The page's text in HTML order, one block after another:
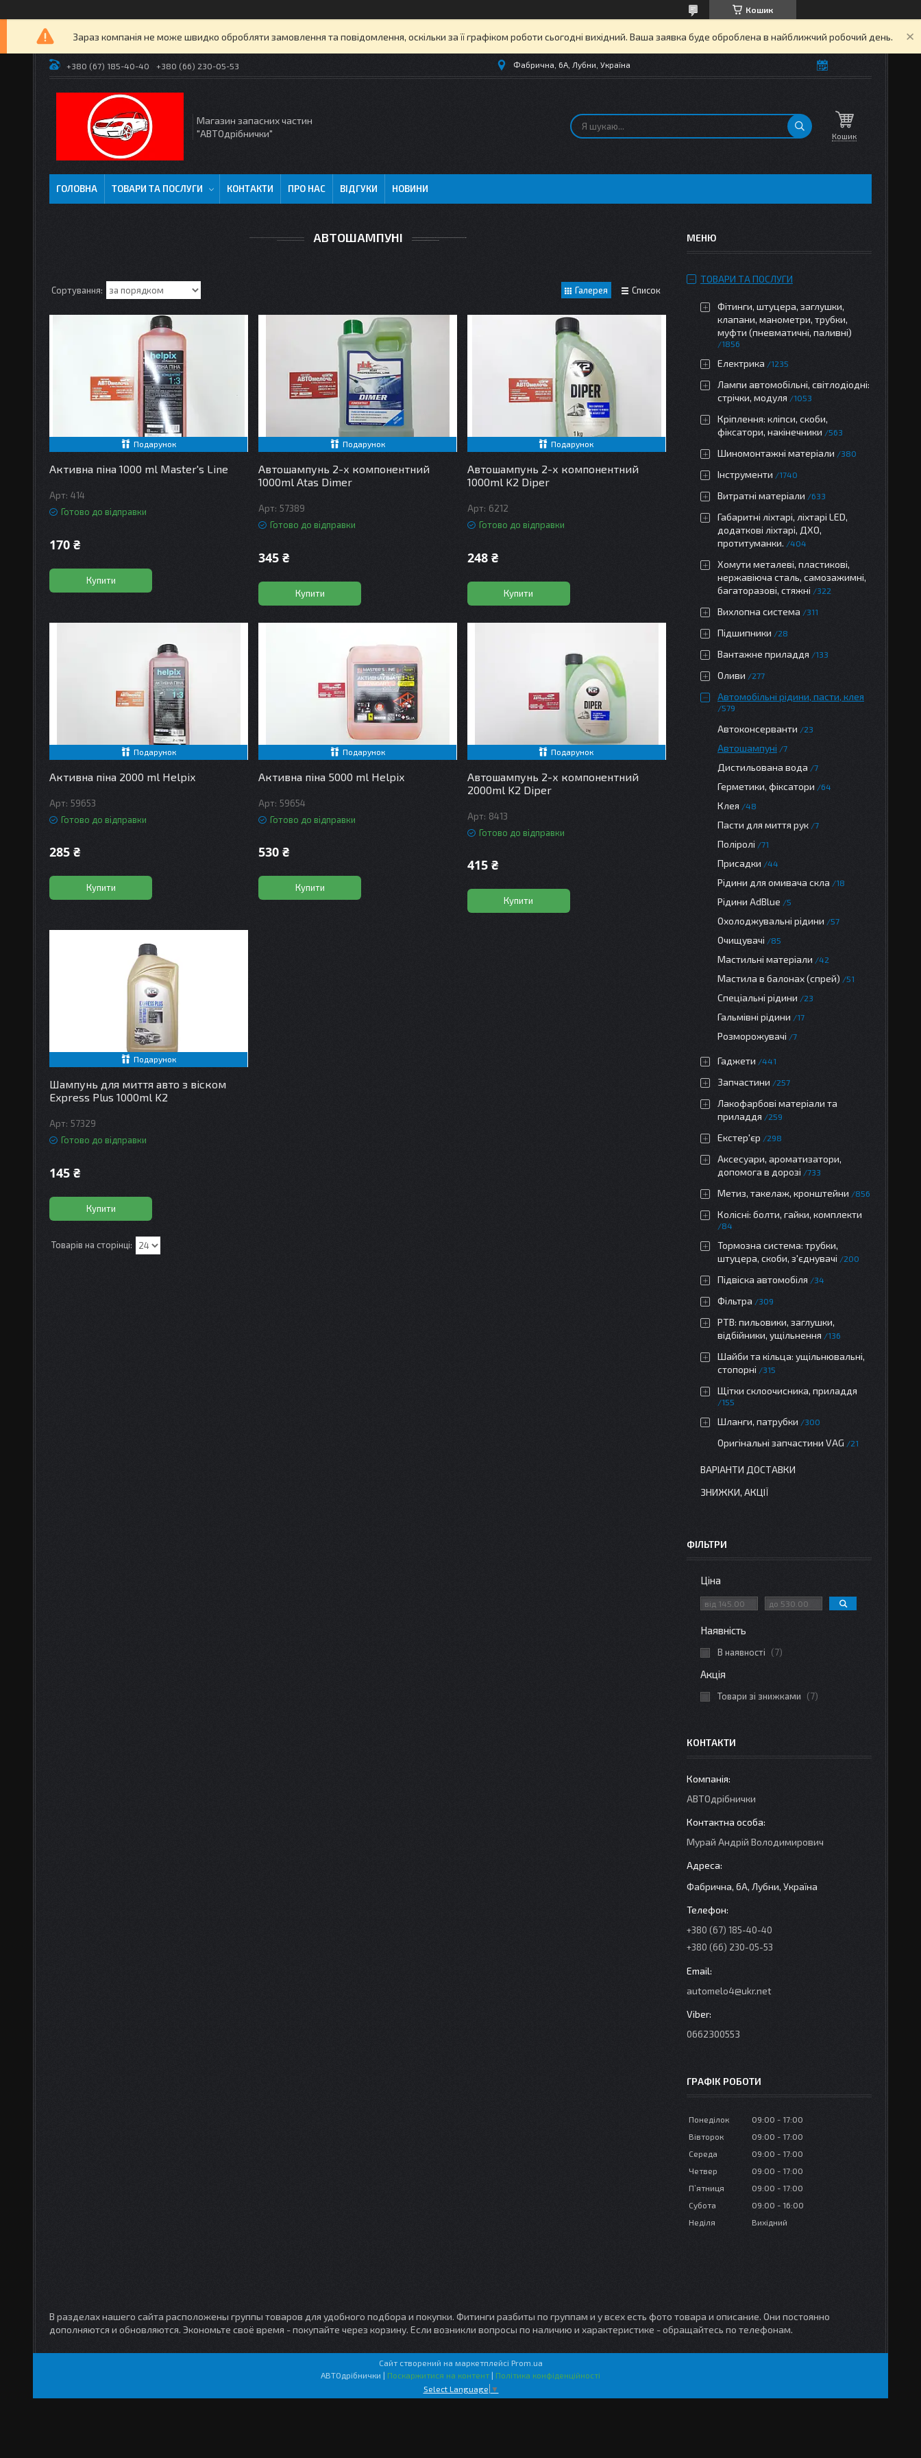
Кошик
Зараз компанія не може швидко обробляти замовлення та повідомлення, оскільки за її графіком роботи сьогодні вихідний. Ваша заявка буде оброблена в найближчий робочий день.
+380 (67) 185-40-40 +380 (66) 230-05-53 Фабрична, 6А, Лубни, Україна
Магазин запасних частин
"АВТОдрібнички"
Кошик
ГОЛОВНА ТОВАРИ ТА ПОСЛУГИ КОНТАКТИ ПРО НАС ВІДГУКИ НОВИНИ
АВТОШАМПУНІ
Галерея Список
Подарунок
Активна піна 1000 ml Master's Line
414
Готово до відправки
170 ₴
Купити
Подарунок
Автошампунь 2-х компонентний
1000ml Atas Dimer
57389
Готово до відправки
345 ₴
Купити
Подарунок
Автошампунь 2-х компонентний
1000ml K2 Diper
6212
Готово до відправки
248 ₴
Купити
Подарунок
Активна піна 2000 ml Helpix
59653
Готово до відправки
285 ₴
Купити
Подарунок
Активна піна 5000 ml Helpix
59654
Готово до відправки
530 ₴
Купити
Подарунок
Автошампунь 2-х компонентний
2000ml K2 Diper
8413
Готово до відправки
415 ₴
Купити
Подарунок
Шампунь для миття авто з віском
Express Plus 1000ml K2
57329
Готово до відправки
145 ₴
Купити
ТОВАРИ ТА ПОСЛУГИ
Фітинги, штуцера, заглушки,
клапани, манометри, трубки,
муфти (пневматичні, паливні)
1856
Електрика 1235
Лампи автомобільні, світлодіодні:
стрічки, модуля
1053
Кріплення: кліпси, скоби,
фіксатори, накінечники
563
Шиномонтажні матеріали 380
Інструменти 1740
Витратні матеріали 633
Габаритні ліхтарі, ліхтарі LED,
додаткові ліхтарі, ДХО,
протитуманки.
404
Хомути металеві, пластикові,
нержавіюча сталь, самозажимні,
багаторазові, стяжні
322
Вихлопна система 311
Підшипники 28
Вантажне приладдя 133
Оливи 277
Автомобільні рідини, пасти, клея
579
Автоконсерванти 23
Автошампуні 7
Дистильована вода 7
Герметики, фіксатори 64
Клея 48
Пасти для миття рук 7
Поліролі 71
Присадки 44
Рідини для омивача скла 18
Рідини AdBlue 5
Охолоджувальні рідини 57
Очищувачі 85
Мастильні матеріали 42
Мастила в балонах (спрей) 51
Спеціальні рідини 23
Гальмівні рідини 17
Розморожувачі 7
Гаджети 441
Запчастини 257
Лакофарбові матеріали та
приладдя
259
Екстер'єр 298
Аксесуари, ароматизатори,
допомога в дорозі
733
Метиз, такелаж, кронштейни 856
Колісні: болти, гайки, комплекти
84
Тормозна система: трубки,
штуцера, скоби, з'єднувачі
200
Підвіска автомобіля 34
Фільтра 309
РТВ: пильовики, заглушки,
відбійники, ущільнення
136
Шайби та кільца: ущільнювальні,
стопорні
315
Щітки склоочисника, приладдя
155
Шланги, патрубки 300
Оригінальні запчастини VAG 21
ВАРІАНТИ ДОСТАВКИ
ЗНИЖКИ, АКЦІЇ
ФІЛЬТРИ
Ціна
Наявність
В наявності 7
Акція
Товари зі знижками 7
КОНТАКТИ
АВТОдрібнички
Мурай Андрій Володимирович
Фабрична, 6А, Лубни, Україна
+380 (67) 185-40-40
+380 (66) 230-05-53
automelo4@ukr.net
0662300553
ГРАФІК РОБОТИ
Понеділок 09:00
17:00
Вівторок
09:00
17:00
Середа
09:00
17:00
Четвер
09:00
17:00
Пʼятниця
09:00
17:00
Субота
09:00
16:00
Неділя
Вихідний
В разделах нашего сайта расположены группы товаров для удобного подбора и покупки. Фитинги разбиты по группам и у всех есть фото товара и описание. Они постоянно
дополняются и обновляются. Экономьте своё время - покупайте через корзину. Если возникли вопросы по наличию и характеристике - обращайтесь по телефонам.
Сайт створений на маркетплейсі Prom.ua
АВТОдрібнички | Поскаржитися на контент | Політика конфіденційності
Select Language ▼